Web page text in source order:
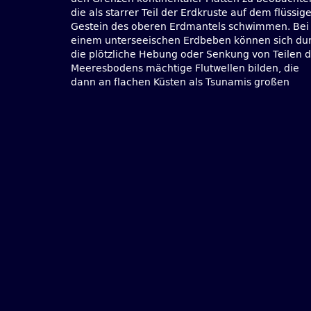
die als starrer Teil der Erdkruste auf dem
Gestein des oberen Erdmantels schwimmen. Bei
einem unterseeischen Erdbeben können sich
die plötzliche Hebung oder Senkung von Teilen
Meeresbodens mächtige Flutwellen bilden, die
dann an flachen Küsten als Tsunamis großen
Geophysiker Torsten Dahm vom GFZ
Zentrum Potsdam über seismologische
Frühwarnsysteme, vom Menschen gemachte
und darüber, welche Regionen in